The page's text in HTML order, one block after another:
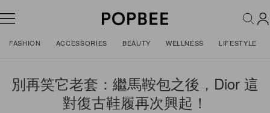
FASHION ACCESSORIES BEAUTY WELLNESS LIFESTYLE
別再笑它老套：繼馬鞍包之後，Dior 這
對復古鞋履再次興起！